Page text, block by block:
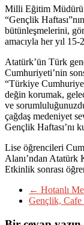
Milli Eğitim Müdürü
“Gençlik
bütünleşmelerini,
amacıyla her yıl 15-
Atatürk’ün Türk
Cumhuriyeti’nin
“Türkiye
değin korumak,
ve
çağdaş medeniyet
Gençlik Haftası’nı
Lise öğrencileri
Alanı’ndan Atatürk
Etkinlik sonrası
← Hotanlı
Gençlik, Cafe